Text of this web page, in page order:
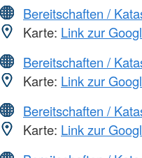
Bereitschaften /
Karte: Link zur
Bereitschaften /
Karte: Link zur
Bereitschaften /
Karte: Link zur